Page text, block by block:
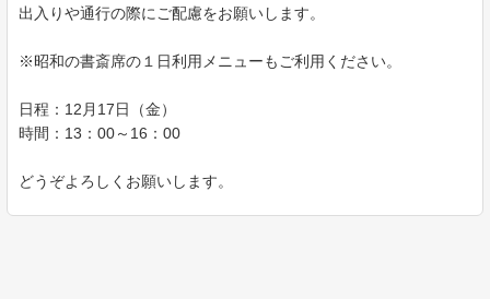
出入りや通行の際にご配慮をお願いします。
※昭和の書斎席の１日利用メニューもご利用ください。
日程：12月17日（金）
時間：13：00～16：00
どうぞよろしくお願いします。